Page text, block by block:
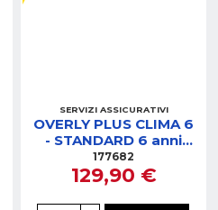
SERVIZI ASSICURATIVI
OVERLY PLUS CLIMA 6
- STANDARD 6 anni
(500,01-800)
177682
129,90 €